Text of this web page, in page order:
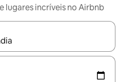
lugares incríveis no Airbnb
estiverem disponíveis,